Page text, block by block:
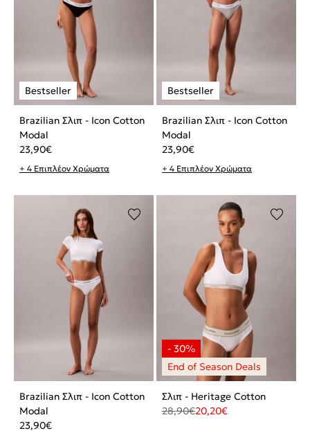
Brazilian Σλιπ - Icon Cotton
Modal
23,90€
+ 4 Επιπλέον Χρώματα
Brazilian Σλιπ - Icon Cotton
Modal
23,90€
+ 4 Επιπλέον Χρώματα
Brazilian Σλιπ - Icon Cotton
Modal
23,90€
Σλιπ - Heritage Cotton
28,90€20,20€